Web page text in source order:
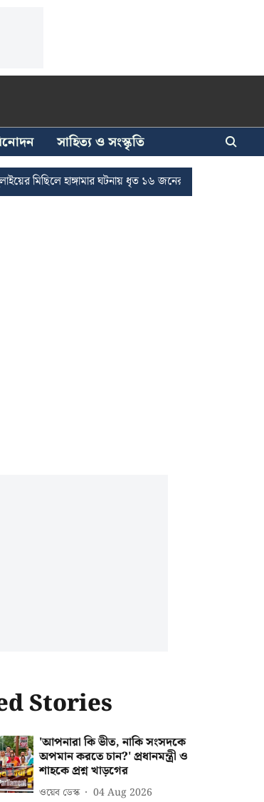
সাহিত্য ও সংস্কৃতি
হাঙ্গামার ঘটনায় ধৃত ১৬ জনের জামিন
Stories
'আপনারা কি ভীত, নাকি সংসদকে
অপমান করতে চান?' প্রধানমন্ত্রী ও
শাহকে প্রশ্ন খাড়গের
ওয়েব ডেস্ক 04 Aug 2026